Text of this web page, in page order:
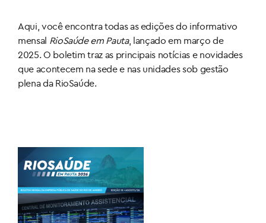
Aqui, você encontra todas as edições do informativo
mensal RioSaúde em Pauta, lançado em março de
2025. O boletim traz as principais notícias e novidades
que acontecem na sede e nas unidades sob gestão
plena da RioSaúde.